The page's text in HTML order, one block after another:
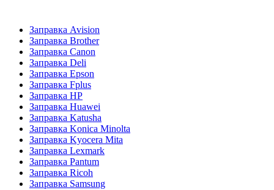
Заправка Avision
Заправка Brother
Заправка Canon
Заправка Deli
Заправка Epson
Заправка Fplus
Заправка HP
Заправка Huawei
Заправка Katusha
Заправка Konica Minolta
Заправка Kyocera Mita
Заправка Lexmark
Заправка Pantum
Заправка Ricoh
Заправка Samsung